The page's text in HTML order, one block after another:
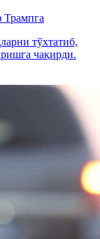
Трампга
тўхтатиб,
чақирди.